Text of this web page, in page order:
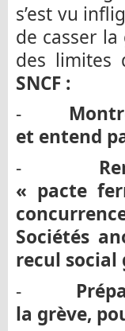
s’est vu
de casser
des limites
SNCF :
-
et entend
-
« pacte
Sociétés
recul social
-
la grève,